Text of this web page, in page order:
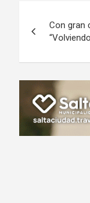
o
o
k
de
Con gran